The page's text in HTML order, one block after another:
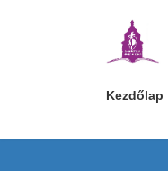
Kezdőlap